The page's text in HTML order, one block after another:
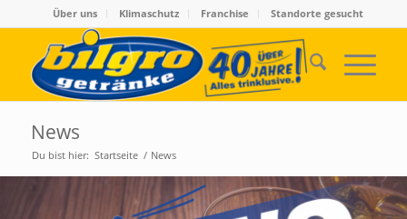
Über uns Klimaschutz Franchise Standorte gesucht
News
Du bist hier: Startseite / News